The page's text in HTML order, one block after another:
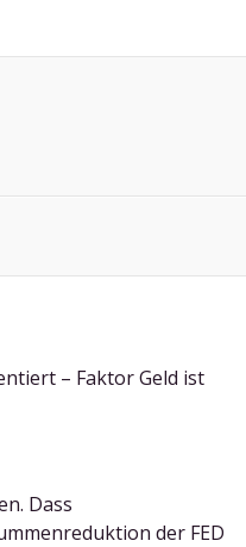
– Faktor Geld ist
Dass
der FED